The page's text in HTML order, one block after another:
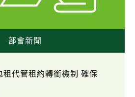
部會新聞
租代管租約轉銜機制 確保